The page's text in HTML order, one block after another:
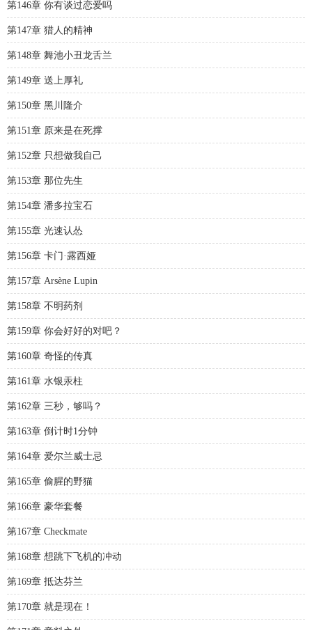
第146章 你有谈过恋爱吗
第147章 猎人的精神
第148章 舞池小丑龙舌兰
第149章 送上厚礼
第150章 黑川隆介
第151章 原来是在死撑
第152章 只想做我自己
第153章 那位先生
第154章 潘多拉宝石
第155章 光速认怂
第156章 卡门·露西娅
第157章 Arsène Lupin
第158章 不明药剂
第159章 你会好好的对吧？
第160章 奇怪的传真
第161章 水银汞柱
第162章 三秒，够吗？
第163章 倒计时1分钟
第164章 爱尔兰威士忌
第165章 偷腥的野猫
第166章 豪华套餐
第167章 Checkmate
第168章 想跳下飞机的冲动
第169章 抵达芬兰
第170章 就是现在！